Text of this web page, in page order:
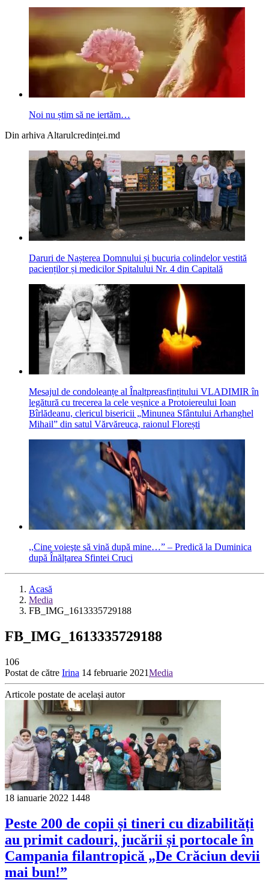
Noi nu știm să ne iertăm…
Din arhiva Altarulcredinței.md
Daruri de Nașterea Domnului și bucuria colindelor vestită
pacienților și medicilor Spitalului Nr. 4 din Capitală
Mesajul de condoleanțe al Înaltpreasfințitului VLADIMIR în
legătură cu trecerea la cele veșnice a Protoiereului Ioan
Bîrlădeanu, clericul bisericii „Minunea Sfântului Arhanghel
Mihail” din satul Vărvăreuca, raionul Florești
,,Cine voieşte să vină după mine…” – Predică la Duminica
după Înălțarea Sfintei Cruci
Acasă
Media
FB_IMG_1613335729188
FB_IMG_1613335729188
106
Postat de către Irina 14 februarie 2021Media
Articole postate de același autor
18 ianuarie 2022 1448
Peste 200 de copii și tineri cu dizabilități
au primit cadouri, jucării și portocale în
Campania filantropică „De Crăciun devii
mai bun!”